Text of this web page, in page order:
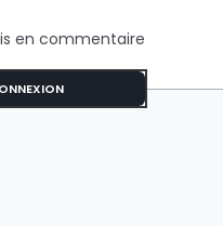
en commentaire